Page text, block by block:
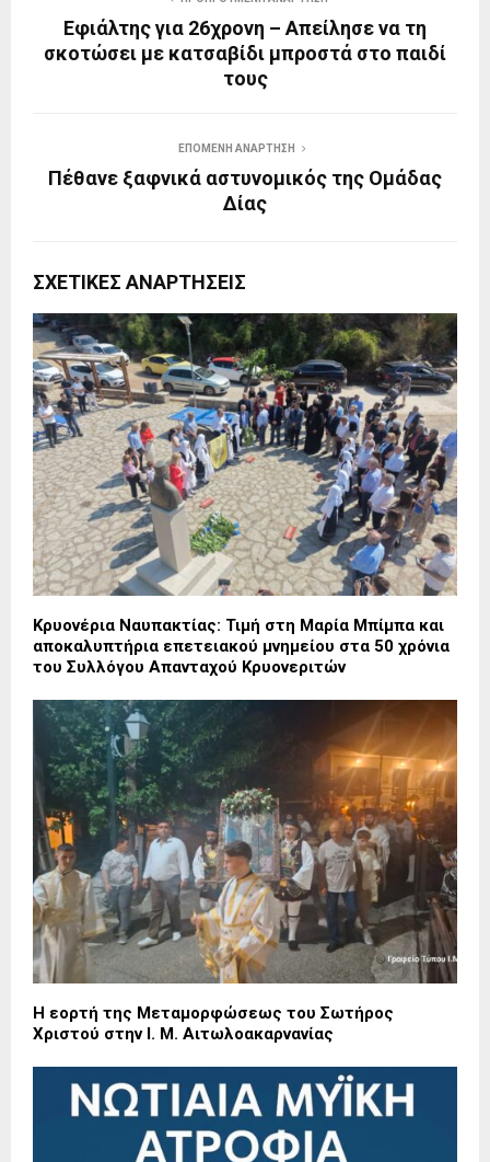
Εφιάλτης για 26χρονη – Απείλησε να τη
σκοτώσει με κατσαβίδι μπροστά στο παιδί
τους
ΕΠΌΜΕΝΗ ΑΝΆΡΤΗΣΗ
Πέθανε ξαφνικά αστυνομικός της Ομάδας
Δίας
ΣΧΕΤΙΚΈΣ ΑΝΑΡΤΉΣΕΙΣ
Κρυονέρια Ναυπακτίας: Τιμή στη Μαρία Μπίμπα και
αποκαλυπτήρια επετειακού μνημείου στα 50 χρόνια
του Συλλόγου Απανταχού Κρυονεριτών
Η εορτή της Μεταμορφώσεως του Σωτήρος
Χριστού στην Ι. Μ. Αιτωλοακαρνανίας